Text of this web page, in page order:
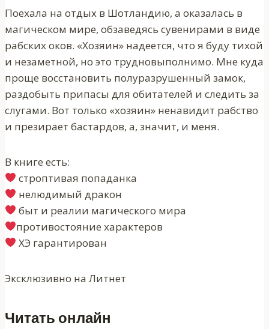
Поехала на отдых в Шотландию, а оказалась в
магическом мире, обзаведясь сувенирами в виде
рабских оков. «Хозяин» надеется, что я буду тихой
и незаметной, но это трудновыполнимо. Мне куда
проще восстановить полуразрушенный замок,
раздобыть припасы для обитателей и следить за
слугами. Вот только «хозяин» ненавидит рабство
и презирает бастардов, а, значит, и меня.
В книге есть:
строптивая попаданка
нелюдимый дракон
быт и реалии магического мира
противостояние характеров
ХЭ гарантирован
Эксклюзивно на Литнет
Читать онлайн